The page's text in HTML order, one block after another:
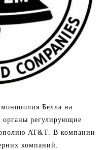
Белла на
органы регулирующие
AT&T. В компании
компаний.